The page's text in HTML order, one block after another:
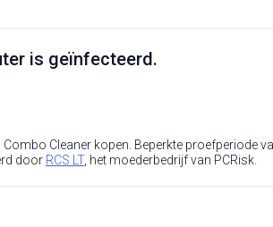
is geïnfecteerd.
Cleaner kopen. Beperkte proefperiode
door RCS LT, het moederbedrijf van PCRisk.